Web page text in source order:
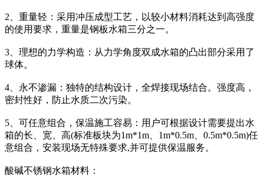
2、重量轻：采用冲压成型工艺，以较小材料消耗达到高强度
的使用要求，重量是钢板水箱三分之一。
3、理想的力学构造：从力学角度双成水箱的凸出部分采用了
球体。
4、永不渗漏：独特的结构设计，全焊接现场结合。强度高，
密封性好，防止水质二次污染。
5、可任意组合，保温施工容易：用户可根据设计需要提出水
箱的长、宽、高(标准板块为1m*1m、1m*0.5m、0.5m*0.5m)任
意组合，安装现场无特殊要求,并可提供保温服务。
酸碱不锈钢水箱材料：